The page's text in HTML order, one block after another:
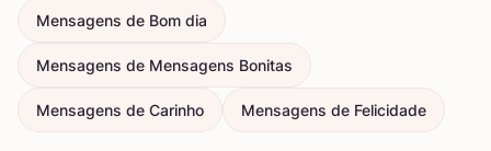
Mensagens de Bom dia
Mensagens de Mensagens Bonitas
Mensagens de Carinho Mensagens de Felicidade